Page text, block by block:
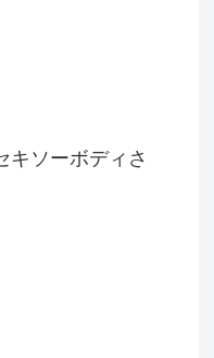
キソーボディさ